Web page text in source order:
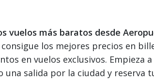
vuelos más baratos desde
los mejores precios en
en vuelos exclusivos. Empieza
una salida por la ciudad y reserva